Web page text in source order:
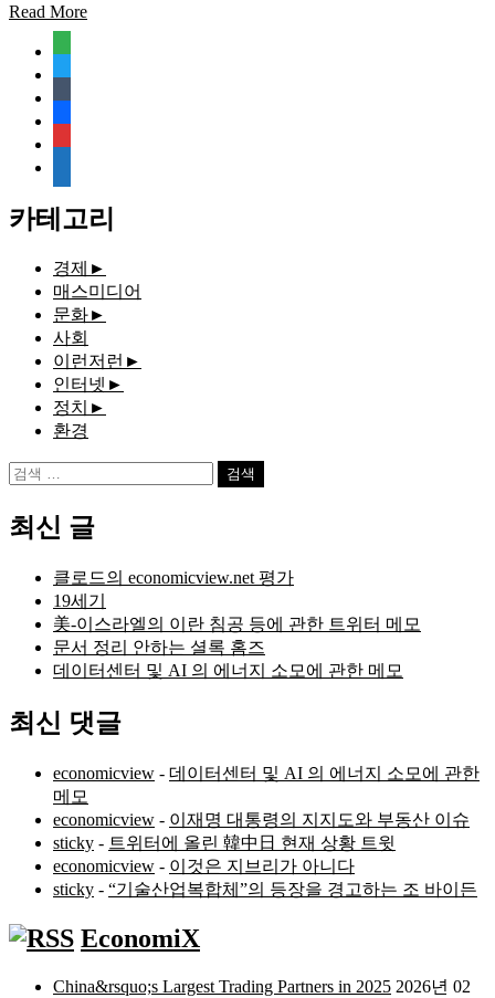
Read More
document
카테고리
경제 ►
매스미디어
문화►
사회
이런저런 ►
인터넷 ►
정치 ►
환경
검
최신 글
클로드의 economicview.net 평가
19세기
美-이스라엘의 이란 침공 등에 관한 트위터 메모
문서 정리 안하는 셜록 홈즈
데이터센터 및 AI 의 에너지 소모에 관한 메모
최신 댓글
economicview - 데이터센터 및 AI 의 에너지 소모에 관한
메모
economicview - 이재명 대통령의 지지도와 부동산 이슈
sticky - 트위터에 올린 韓中日 현재 상황 트윗
economicview - 이것은 지브리가 아니다
sticky - “기술산업복합체”의 등장을 경고하는 조 바이든
EconomiX
China&rsquo;s Largest Trading Partners in 2025 2026년 02